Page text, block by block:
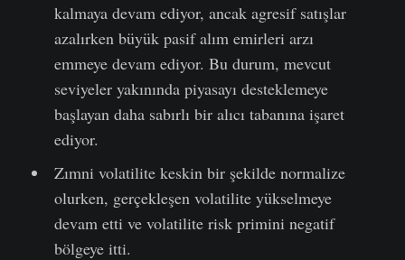
kalmaya devam ediyor, ancak agresif satışlar
azalırken büyük pasif alım emirleri arzı
emmeye devam ediyor. Bu durum, mevcut
seviyeler yakınında piyasayı desteklemeye
başlayan daha sabırlı bir alıcı tabanına işaret
ediyor.
Zımni volatilite keskin bir şekilde normalize
olurken, gerçekleşen volatilite yükselmeye
devam etti ve volatilite risk primini negatif
bölgeye itti.